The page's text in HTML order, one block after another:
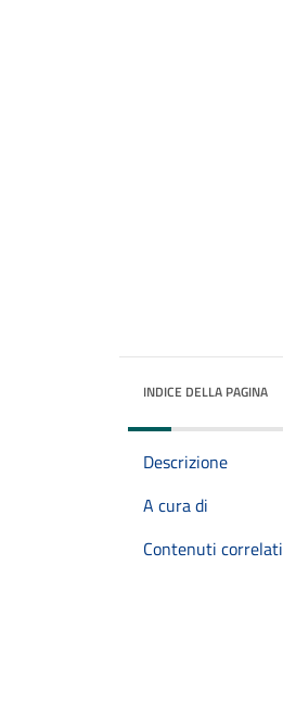
INDICE DELLA PAGINA
Descrizione
A cura di
Contenuti correlati